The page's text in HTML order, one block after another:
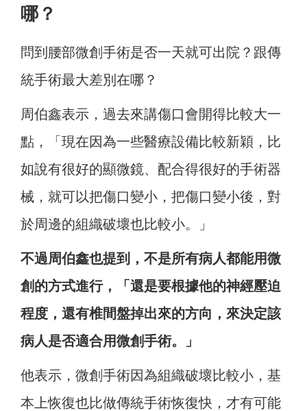
哪？
問到腰部微創手術是否一天就可出院？跟傳
統手術最大差別在哪？
周伯鑫表示，過去來講傷口會開得比較大一
點，「現在因為一些醫療設備比較新穎，比
如說有很好的顯微鏡、配合得很好的手術器
械，就可以把傷口變小，把傷口變小後，對
於周邊的組織破壞也比較小。」
不過周伯鑫也提到，不是所有病人都能用微
創的方式進行，「還是要根據他的神經壓迫
程度，還有椎間盤掉出來的方向，來決定該
病人是否適合用微創手術。」
他表示，微創手術因為組織破壞比較小，基
本上恢復也比做傳統手術恢復快，才有可能